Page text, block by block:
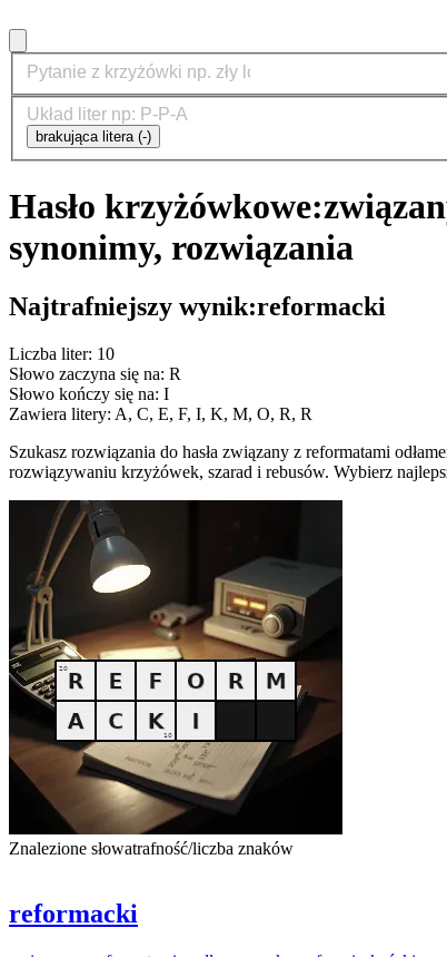
brakująca litera (-)
Hasło krzyżówkowe:
synonimy, rozwiązania
Najtrafniejszy wynik:reformacki
Liczba liter: 10
Słowo zaczyna się na: R
Słowo kończy się na: I
Zawiera litery: A, C, E, F, I, K, M, O, R, R
Szukasz rozwiązania do hasła związany z reformatami
rozwiązywaniu krzyżówek, szarad i rebusów. Wybierz
Znalezione słowatrafność/liczba znaków
reformacki